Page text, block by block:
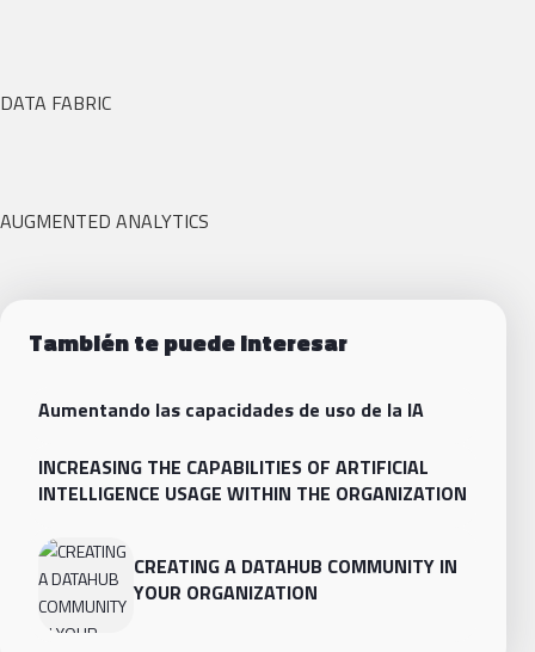
DATA FABRIC
AUGMENTED ANALYTICS
También te puede interesar
Aumentando las capacidades de uso de la IA
INCREASING THE CAPABILITIES OF ARTIFICIAL
INTELLIGENCE USAGE WITHIN THE ORGANIZATION
CREATING A DATAHUB COMMUNITY IN
YOUR ORGANIZATION